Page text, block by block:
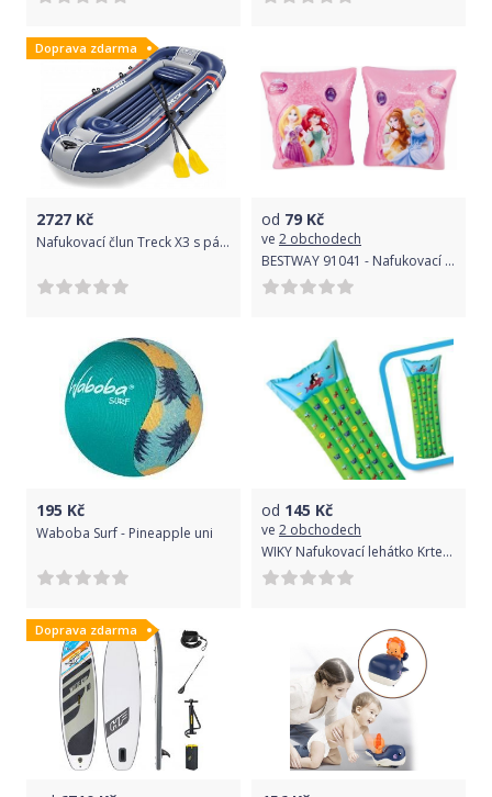
Doprava zdarma
2727 Kč
Nafukovací člun Treck X3 s pádly a pumpou, 307x126cm
od 79 Kč
ve 2 obchodech
BESTWAY 91041 - Nafukovací rukávky Princezny 23x15 cm
195 Kč
Waboba Surf - Pineapple uni
od 145 Kč
ve 2 obchodech
WIKY Nafukovací lehátko Krtek 65 x 180 cm
Doprava zdarma